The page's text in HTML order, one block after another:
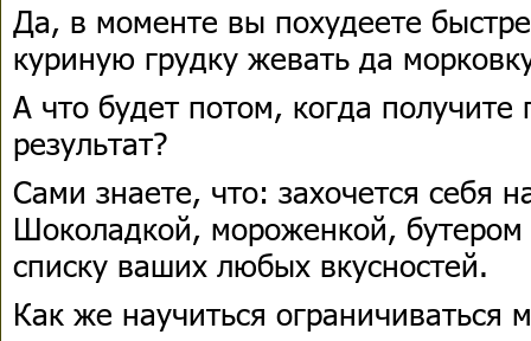
Да, в моменте вы похудеете
куриную грудку жевать да
А что будет потом, когда
результат?
Сами знаете, что: захочется себя
Шоколадкой, мороженкой,
списку ваших любых вкусностей.
Как же научиться ограничиваться